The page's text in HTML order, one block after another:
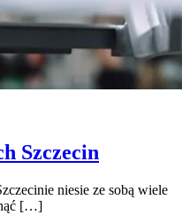
Szczecin
niesie ze sobą wiele
[…]